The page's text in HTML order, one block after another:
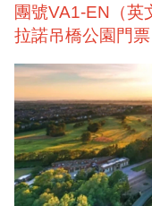
團號VA1-EN（英
拉諾吊橋公園門票